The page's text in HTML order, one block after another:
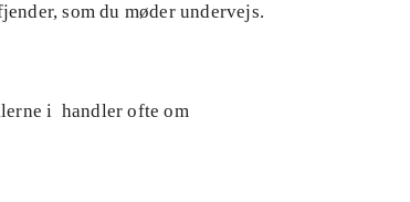
som du møder undervejs.
i handler ofte om